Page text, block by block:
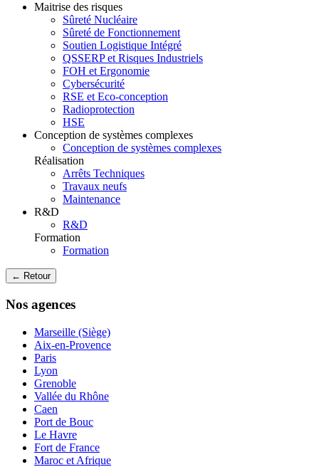
Maitrise des risques
Sûreté Nucléaire
Sûreté de Fonctionnement
Soutien Logistique Intégré
QSSERP et Risques Industriels
FOH et Ergonomie
Cybersécurité
RSE et Eco-conception
Radioprotection
HSE
Conception de systèmes complexes
Conception de systèmes complexes
Réalisation
Arrêts Techniques
Travaux neufs
Maintenance
R&D
R&D
Formation
Formation
← Retour
Nos agences
Marseille (Siège)
Aix-en-Provence
Paris
Lyon
Grenoble
Vallée du Rhône
Caen
Port de Bouc
Le Havre
Fort de France
Maroc et Afrique